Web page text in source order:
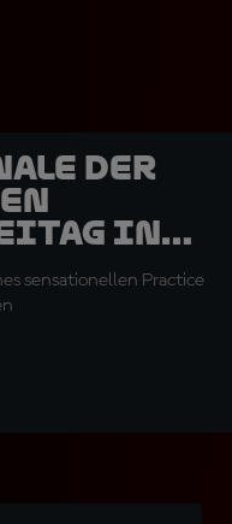
der
in
sensationellen Practice